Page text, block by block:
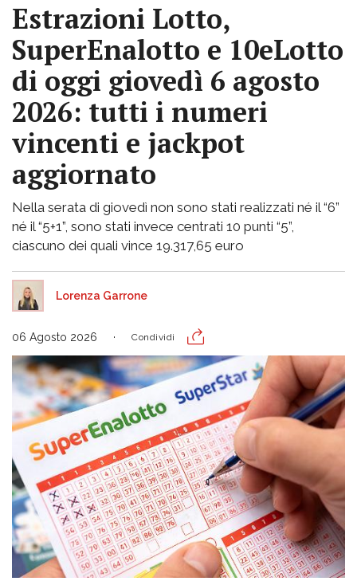
Estrazioni Lotto,
SuperEnalotto e 10eLotto
di oggi giovedì 6 agosto
2026: tutti i numeri
vincenti e jackpot
aggiornato
Nella serata di giovedì non sono stati realizzati né il “6”
né il “5+1”, sono stati invece centrati 10 punti “5”,
ciascuno dei quali vince 19.317,65 euro
Lorenza Garrone
06 Agosto 2026 Condividi